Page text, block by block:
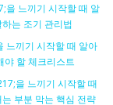
느끼기 시작할 때 알
는 조기 관리법
끼기 시작할 때 알아
야 할 체크리스트
을 느끼기 시작할 때
부분 막는 핵심 전략